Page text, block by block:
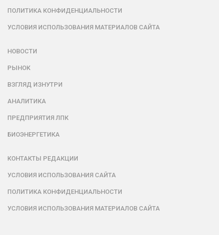
ПОЛИТИКА КОНФИДЕНЦИАЛЬНОСТИ
УСЛОВИЯ ИСПОЛЬЗОВАНИЯ МАТЕРИАЛОВ САЙТА
НОВОСТИ
РЫНОК
ВЗГЛЯД ИЗНУТРИ
АНАЛИТИКА
ПРЕДПРИЯТИЯ ЛПК
БИОЭНЕРГЕТИКА
КОНТАКТЫ РЕДАКЦИИ
УСЛОВИЯ ИСПОЛЬЗОВАНИЯ САЙТА
ПОЛИТИКА КОНФИДЕНЦИАЛЬНОСТИ
УСЛОВИЯ ИСПОЛЬЗОВАНИЯ МАТЕРИАЛОВ САЙТА